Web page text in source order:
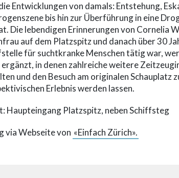
Entwicklungen von damals: Entstehung,
bis hin zur Überführung in eine
Die lebendigen Erinnerungen von Cornelia
auf dem Platzspitz und danach über 30
für suchtkranke Menschen tätig war,
in denen zahlreiche weitere
und den Besuch am originalen Schauplatz
Erlebnis werden lassen.
Haupteingang Platzspitz, neben Schiffsteg
via Webseite von «Einfach Zürich».